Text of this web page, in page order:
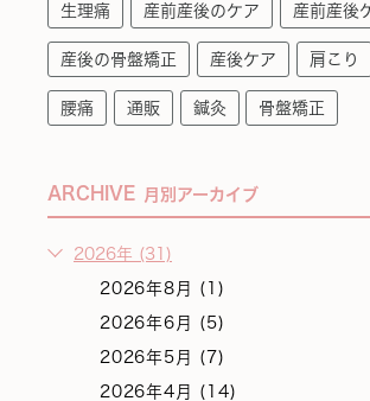
生理痛 産前産後のケア 産前産後
産後の骨盤矯正 産後ケア 肩こり
腰痛 通販 鍼灸 骨盤矯正
ARCHIVE 月別アーカイブ
2026年 (31)
2026年8月 (1)
2026年6月 (5)
2026年5月 (7)
2026年4月 (14)